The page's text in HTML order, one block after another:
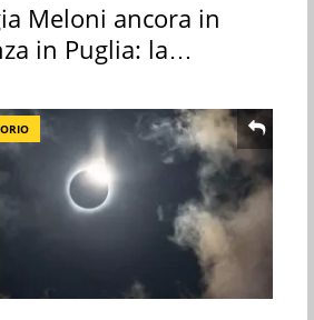
Meloni ancora in
in Puglia: la